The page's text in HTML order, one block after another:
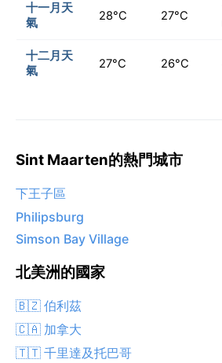
十一月天
氣
28°C 27°C
十二月天
氣
27°C 26°C
Sint Maarten的熱門城市
下王子區
Philipsburg
Simson Bay Village
北美洲的國家
🇧🇿 伯利茲
🇨🇦 加拿大
🇹🇹 千里達及托巴哥